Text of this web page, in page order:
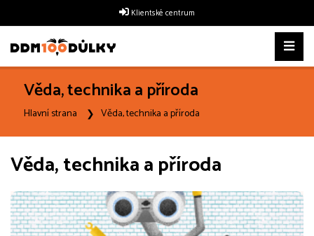
Klientské centrum
Věda, technika a příroda
Hlavní strana Věda, technika a příroda
Věda, technika a příroda